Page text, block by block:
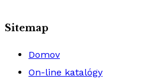
Sitemap
Domov
On-line katalógy